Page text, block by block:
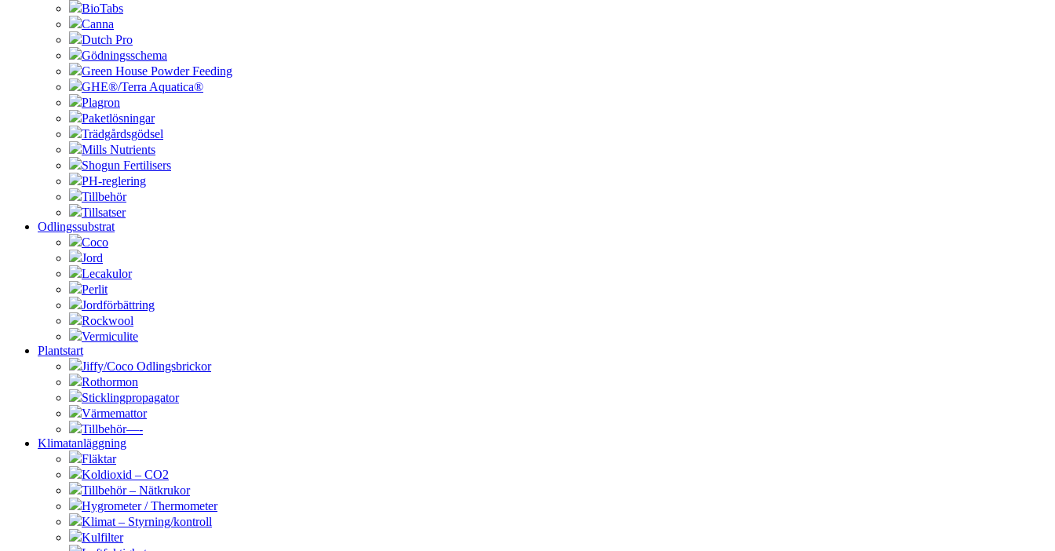
BioTabs
Canna
Dutch Pro
Gödningsschema
Green House Powder Feeding
GHE®/Terra Aquatica®
Plagron
Paketlösningar
Trädgårdsgödsel
Mills Nutrients
Shogun Fertilisers
PH-reglering
Tillbehör
Tillsatser
Odlingssubstrat
Coco
Jord
Lecakulor
Perlit
Jordförbättring
Rockwool
Vermiculite
Plantstart
Jiffy/Coco Odlingsbrickor
Rothormon
Sticklingpropagator
Värmemattor
Tillbehör—-
Klimatanläggning
Fläktar
Koldioxid – CO2
Tillbehör – Nätkrukor
Hygrometer / Thermometer
Klimat – Styrning/kontroll
Kulfilter